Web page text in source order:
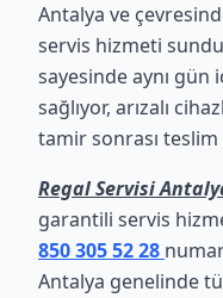
Antalya ve
servis hizmeti
sayesinde aynı
sağlıyor, arızalı
tamir sonrası
Regal Servisi
garantili servis
850 305 52 28
Antalya genelinde